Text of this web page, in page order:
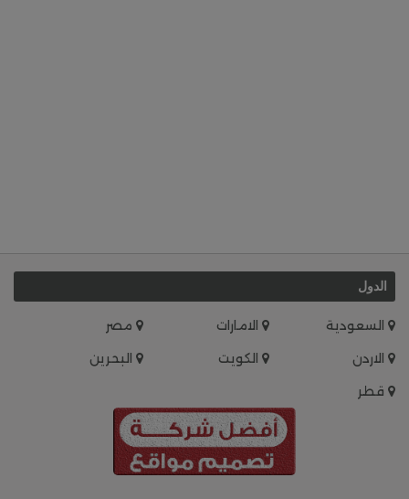
الدول
السعودية الامارات
مصر
الاردن
الكويت
البحرين
قطر